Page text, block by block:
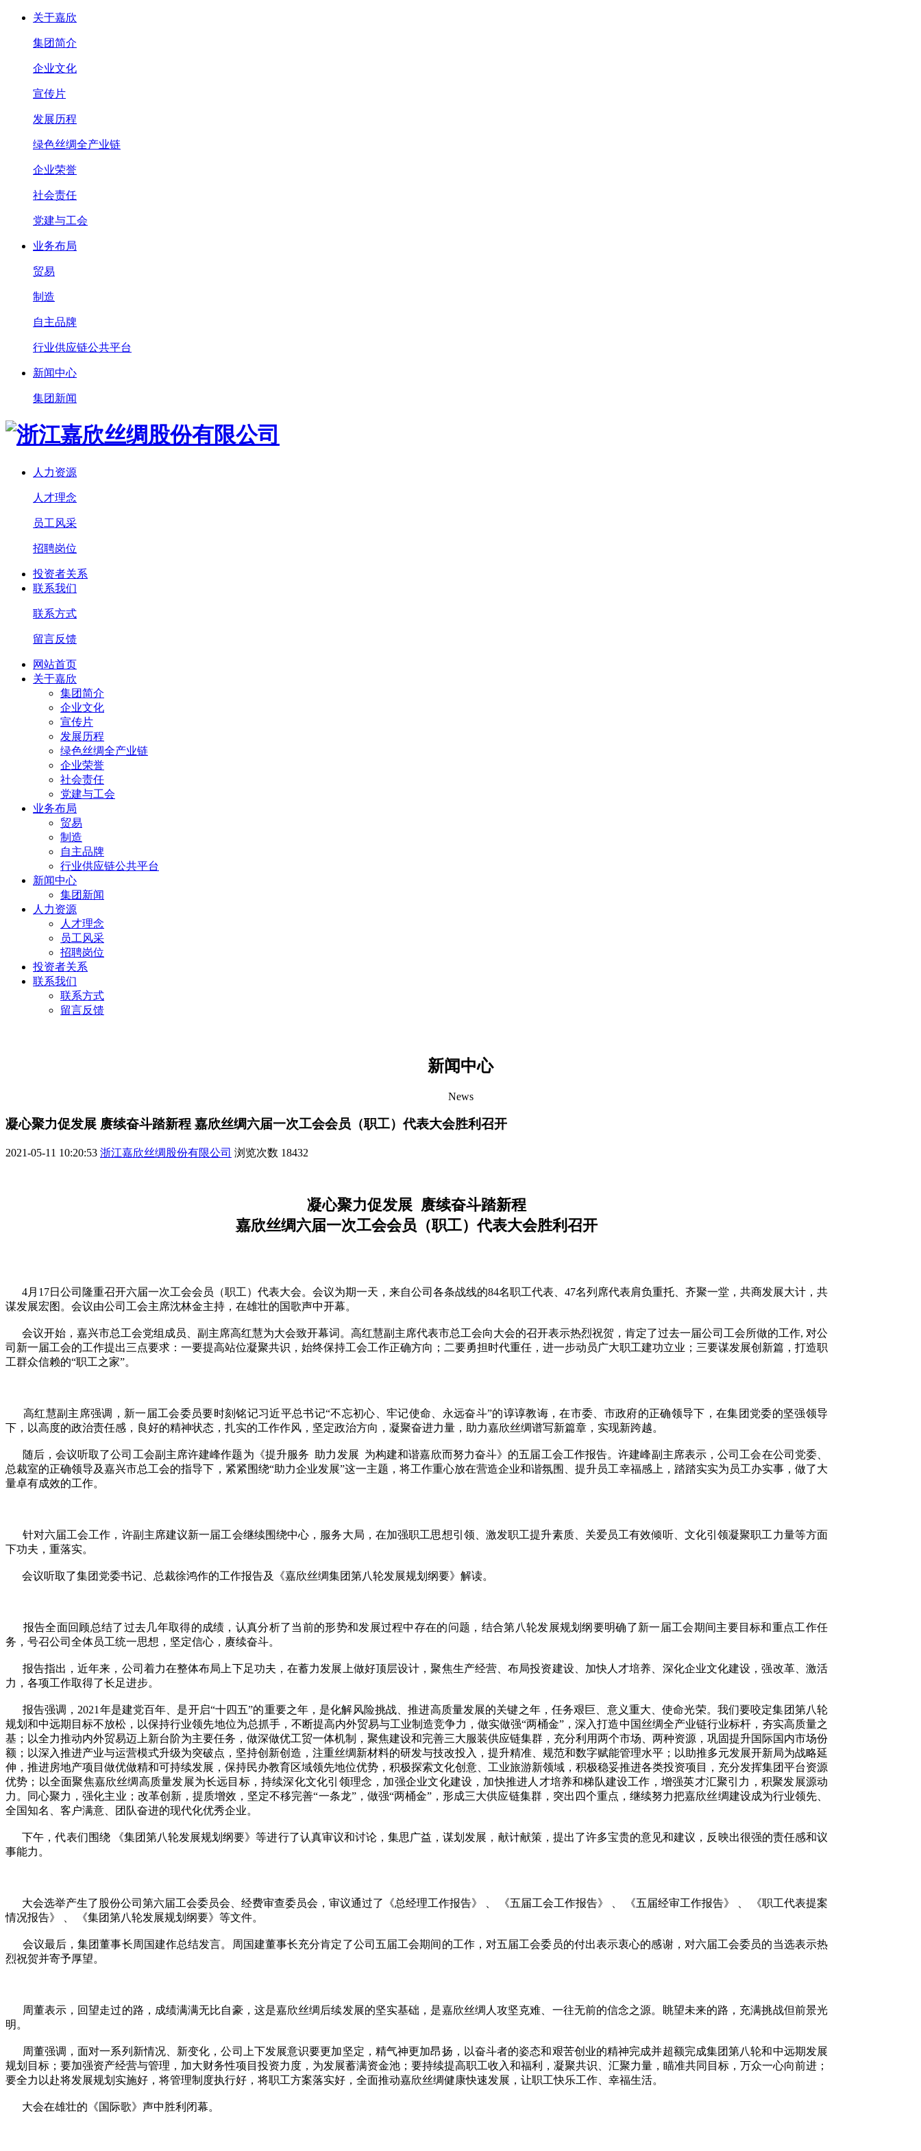
关于嘉欣
集团简介
企业文化
宣传片
发展历程
绿色丝绸全产业链
企业荣誉
社会责任
党建与工会
业务布局
贸易
制造
自主品牌
行业供应链公共平台
新闻中心
集团新闻
人力资源
人才理念
员工风采
招聘岗位
投资者关系
联系我们
联系方式
留言反馈
网站首页
关于嘉欣
集团简介
企业文化
宣传片
发展历程
绿色丝绸全产业链
企业荣誉
社会责任
党建与工会
业务布局
贸易
制造
自主品牌
行业供应链公共平台
新闻中心
集团新闻
人力资源
人才理念
员工风采
招聘岗位
投资者关系
联系我们
联系方式
留言反馈
新闻中心
News
凝心聚力促发展 赓续奋斗踏新程 嘉欣丝绸六届一次工会会员（职工）代表大会胜利召开
2021-05-11 10:20:53 浙江嘉欣丝绸股份有限公司 浏览次数 18432
凝心聚力促发展 赓续奋斗踏新程
嘉欣丝绸六届一次工会会员（职工）代表大会胜利召开
4月17日公司隆重召开六届一次工会会员（职工）代表大会。会议为期一天，来自公司各条战线的84名职工代表、47名列席代表肩负重托、齐聚一堂，共商发展大计，共
谋发展宏图。会议由公司工会主席沈林金主持，在雄壮的国歌声中开幕。
会议开始，嘉兴市总工会党组成员、副主席高红慧为大会致开幕词。高红慧副主席代表市总工会向大会的召开表示热烈祝贺，肯定了过去一届公司工会所做的工作, 对公
司新一届工会的工作提出三点要求：一要提高站位凝聚共识，始终保持工会工作正确方向；二要勇担时代重任，进一步动员广大职工建功立业；三要谋发展创新篇，打造职
工群众信赖的“职工之家”。
高红慧副主席强调，新一届工会委员要时刻铭记习近平总书记“不忘初心、牢记使命、永远奋斗”的谆谆教诲，在市委、市政府的正确领导下，在集团党委的坚强领导
下，以高度的政治责任感，良好的精神状态，扎实的工作作风，坚定政治方向，凝聚奋进力量，助力嘉欣丝绸谱写新篇章，实现新跨越。
随后，会议听取了公司工会副主席许建峰作题为《提升服务 助力发展 为构建和谐嘉欣而努力奋斗》的五届工会工作报告。许建峰副主席表示，公司工会在公司党委、
总裁室的正确领导及嘉兴市总工会的指导下，紧紧围绕“助力企业发展”这一主题，将工作重心放在营造企业和谐氛围、提升员工幸福感上，踏踏实实为员工办实事，做了大
量卓有成效的工作。
针对六届工会工作，许副主席建议新一届工会继续围绕中心，服务大局，在加强职工思想引领、激发职工提升素质、关爱员工有效倾听、文化引领凝聚职工力量等方面
下功夫，重落实。
会议听取了集团党委书记、总裁徐鸿作的工作报告及《嘉欣丝绸集团第八轮发展规划纲要》解读。
报告全面回顾总结了过去几年取得的成绩，认真分析了当前的形势和发展过程中存在的问题，结合第八轮发展规划纲要明确了新一届工会期间主要目标和重点工作任
务，号召公司全体员工统一思想，坚定信心，赓续奋斗。
报告指出，近年来，公司着力在整体布局上下足功夫，在蓄力发展上做好顶层设计，聚焦生产经营、布局投资建设、加快人才培养、深化企业文化建设，强改革、激活
力，各项工作取得了长足进步。
报告强调，2021年是建党百年、是开启“十四五”的重要之年，是化解风险挑战、推进高质量发展的关键之年，任务艰巨、意义重大、使命光荣。我们要咬定集团第八轮
规划和中远期目标不放松，以保持行业领先地位为总抓手，不断提高内外贸易与工业制造竞争力，做实做强“两桶金”，深入打造中国丝绸全产业链行业标杆，夯实高质量之
基；以全力推动内外贸易迈上新台阶为主要任务，做深做优工贸一体机制，聚焦建设和完善三大服装供应链集群，充分利用两个市场、两种资源，巩固提升国际国内市场份
额；以深入推进产业与运营模式升级为突破点，坚持创新创造，注重丝绸新材料的研发与技改投入，提升精准、规范和数字赋能管理水平；以助推多元发展开新局为战略延
伸，推进房地产项目做优做精和可持续发展，保持民办教育区域领先地位优势，积极探索文化创意、工业旅游新领域，积极稳妥推进各类投资项目，充分发挥集团平台资源
优势；以全面聚焦嘉欣丝绸高质量发展为长远目标，持续深化文化引领理念，加强企业文化建设，加快推进人才培养和梯队建设工作，增强英才汇聚引力，积聚发展源动
力。同心聚力，强化主业；改革创新，提质增效，坚定不移完善“一条龙”，做强“两桶金”，形成三大供应链集群，突出四个重点，继续努力把嘉欣丝绸建设成为行业领先、
全国知名、客户满意、团队奋进的现代化优秀企业。
下午，代表们围绕 《集团第八轮发展规划纲要》等进行了认真审议和讨论，集思广益，谋划发展，献计献策，提出了许多宝贵的意见和建议，反映出很强的责任感和议
事能力。
大会选举产生了股份公司第六届工会委员会、经费审查委员会，审议通过了《总经理工作报告》 、 《五届工会工作报告》 、 《五届经审工作报告》 、 《职工代表提案
情况报告》 、 《集团第八轮发展规划纲要》等文件。
会议最后，集团董事长周国建作总结发言。周国建董事长充分肯定了公司五届工会期间的工作，对五届工会委员的付出表示衷心的感谢，对六届工会委员的当选表示热
烈祝贺并寄予厚望。
周董表示，回望走过的路，成绩满满无比自豪，这是嘉欣丝绸后续发展的坚实基础，是嘉欣丝绸人攻坚克难、一往无前的信念之源。眺望未来的路，充满挑战但前景光
明。
周董强调，面对一系列新情况、新变化，公司上下发展意识要更加坚定，精气神更加昂扬，以奋斗者的姿态和艰苦创业的精神完成并超额完成集团第八轮和中远期发展
规划目标；要加强资产经营与管理，加大财务性项目投资力度，为发展蓄满资金池；要持续提高职工收入和福利，凝聚共识、汇聚力量，瞄准共同目标，万众一心向前进；
要全力以赴将发展规划实施好，将管理制度执行好，将职工方案落实好，全面推动嘉欣丝绸健康快速发展，让职工快乐工作、幸福生活。
大会在雄壮的《国际歌》声中胜利闭幕。